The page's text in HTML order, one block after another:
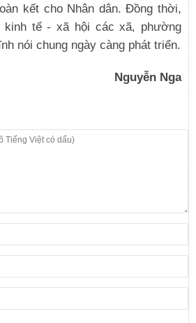
kết cho Nhân dân. Đồng thời,
kinh tế - xã hội các xã, phường
nói chung ngày càng phát triển.
Nguyễn Nga